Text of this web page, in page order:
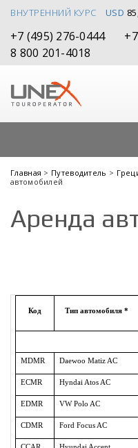
ВНУТРЕННИЙ КУРС USD
+7 (495) 276-0444
8 800 201-4018
Главная > Путеводитель >
автомобилей
Аренда
Код Тип автомобиля *
MDMR Daewoo Matiz AC
ECMR Hyndai Atos AC
EDMR VW Polo AC
CDMR Ford Focus AC